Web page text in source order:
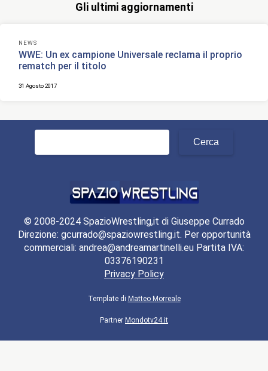
Gli ultimi aggiornamenti
NEWS
WWE: Un ex campione Universale reclama il proprio
rematch per il titolo
31 Agosto 2017
Ricerca
© 2008-2024 SpazioWrestling,it di Giuseppe Currado
Direzione: gcurrado@spaziowrestling.it. Per opportunità
commerciali: andrea@andreamartinelli.eu Partita IVA:
03376190231
Privacy Policy
Template di Matteo Morreale
Partner Mondotv24.it